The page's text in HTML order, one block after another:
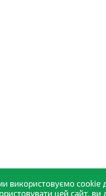
використовуємо cookie
цей сайт, ви